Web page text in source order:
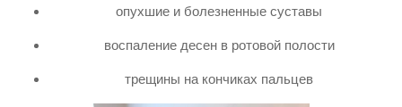
опухшие и болезненные суставы
воспаление десен в ротовой полости
трещины на кончиках пальцев